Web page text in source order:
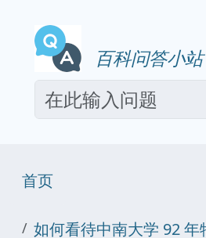
百科问答小站
首页
如何看待中南大学 92 年